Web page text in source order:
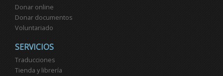
Donar online
Donar documentos
Voluntariado
SERVICIOS
Traducciones
Tienda y librería